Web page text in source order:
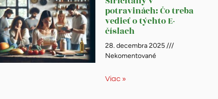
potravinách: Čo treba
vedieť o týchto E-
číslach
28. decembra 2025
Nekomentované
Viac »